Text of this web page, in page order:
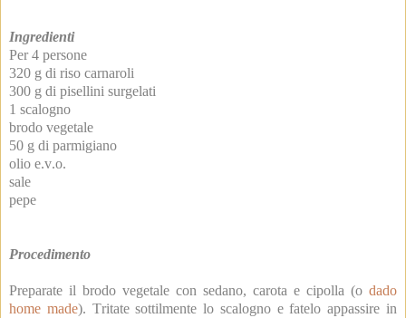
Ingredienti
Per 4 persone
320 g di riso carnaroli
300 g di pisellini surgelati
1 scalogno
brodo vegetale
50 g di parmigiano
olio e.v.o.
sale
pepe
Procedimento
Preparate il brodo vegetale con sedano, carota e cipolla (o dado
home made). Tritate sottilmente lo scalogno e fatelo appassire in